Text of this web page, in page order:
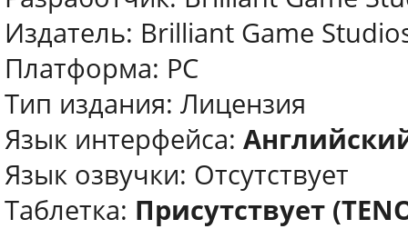
Издатель: Brilliant Game
Платформа: PC
Тип издания: Лицензия
Язык интерфейса:
Язык озвучки: Отсутствует
Таблетка: Присутствует